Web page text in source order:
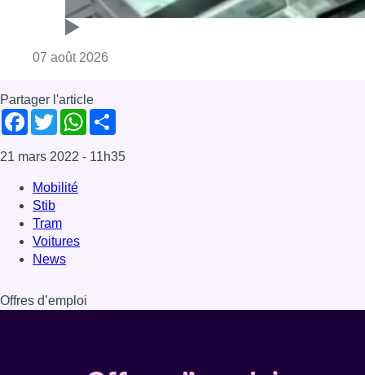
07 août 2026
Partager l'article
Facebook
TwitterWhatsApp
21 mars 2022 - 11h35
Mobilité
Stib
Tram
Voitures
News
Offres d’emploi